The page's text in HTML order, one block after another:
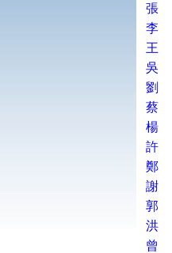
張
李
王
吳
劉
蔡
楊
許
鄭
謝
郭
洪
曾